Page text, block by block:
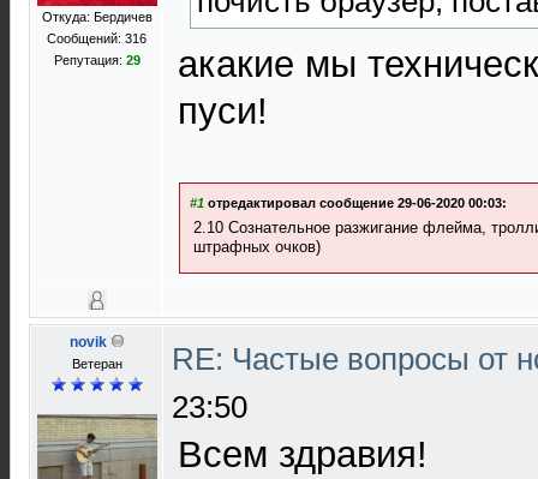
Откуда: Бердичев
Сообщений: 316
Репутация: 29
акакие мы
пуси!
#1 отредактировал сообщение 29-06-2020 00:03:
2.10 Сознательное разжигание флейма,
штрафных очков)
novik
Ветеран
RE: Частые вопросы от
23:50
Всем здравия!